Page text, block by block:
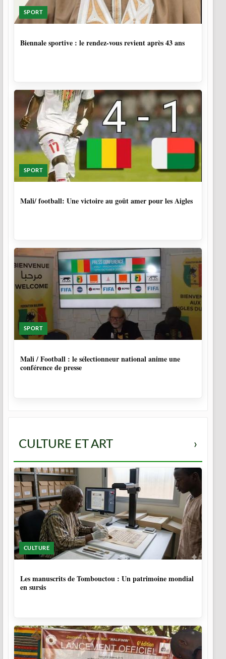
SPORT
Biennale sportive : le rendez-vous revient après 43 ans
SPORT
Mali/ football: Une victoire au goût amer pour les Aigles
SPORT
Mali / Football : le sélectionneur national anime une
conférence de presse
CULTURE ET ART ›
CULTURE
Les manuscrits de Tombouctou : Un patrimoine mondial
en sursis